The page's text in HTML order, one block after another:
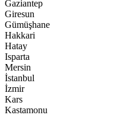
Gaziantep
Giresun
Gümüşhane
Hakkari
Hatay
Isparta
Mersin
İstanbul
İzmir
Kars
Kastamonu